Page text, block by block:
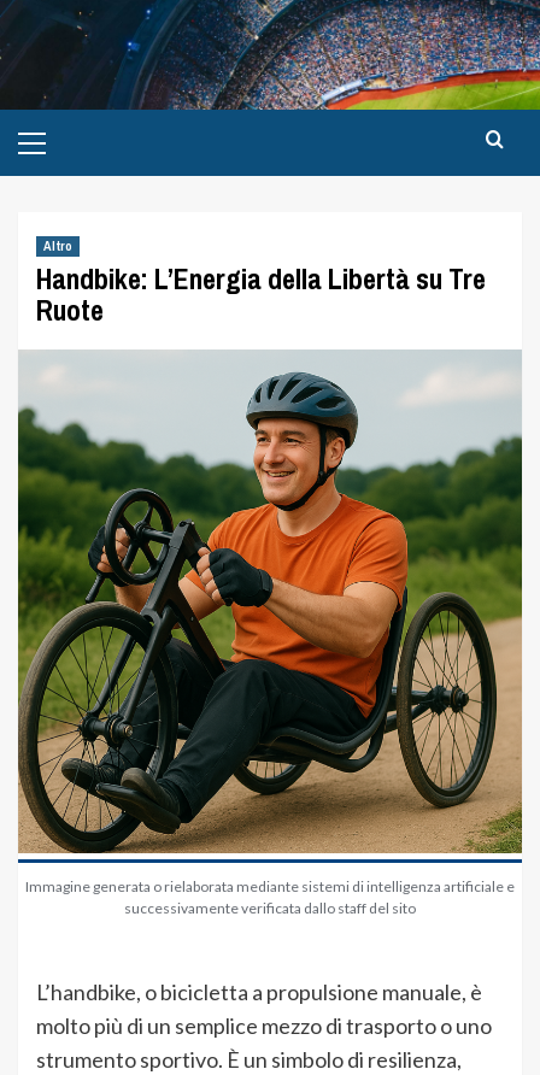
Altro
Handbike: L’Energia della Libertà su Tre
Ruote
Immagine generata o rielaborata mediante sistemi di intelligenza artificiale e
successivamente verificata dallo staff del sito
L’handbike, o bicicletta a propulsione manuale, è
molto più di un semplice mezzo di trasporto o uno
strumento sportivo. È un simbolo di resilienza,